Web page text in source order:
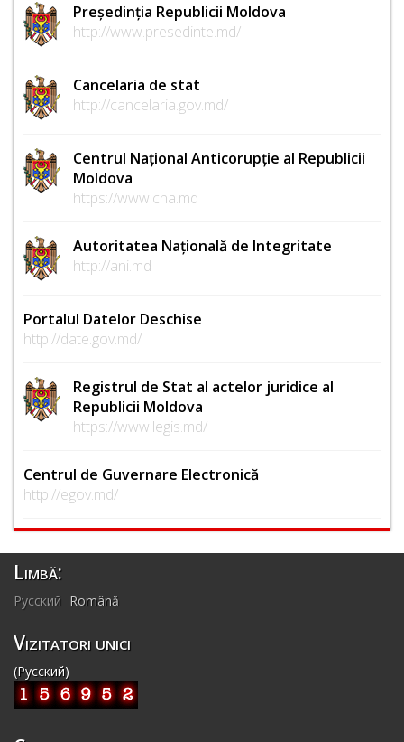
Președinția Republicii Moldova
http://www.presedinte.md/
Cancelaria de stat
http://cancelaria.gov.md/
Centrul Național Anticorupție al Republicii
Moldova
https://www.cna.md
Autoritatea Națională de Integritate
http://ani.md
Portalul Datelor Deschise
http://date.gov.md/
Registrul de Stat al actelor juridice al
Republicii Moldova
https://www.legis.md/
Centrul de Guvernare Electronică
http://egov.md/
Limbă:
Русский Română
Vizitatori unici
(Русский)